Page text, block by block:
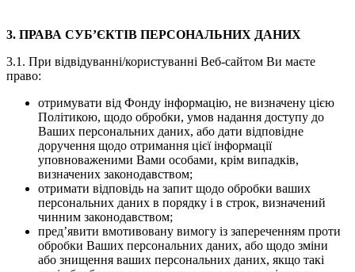
3. ПРАВА СУБ’ЄКТІВ ПЕРСОНАЛЬНИХ ДАНИХ
3.1. При відвідуванні/користуванні Веб-сайтом Ви маєте
право:
отримувати від Фонду інформацію, не визначену цією
Політикою, щодо обробки, умов надання доступу до
Ваших персональних даних, або дати відповідне
доручення щодо отримання цієї інформації
уповноваженими Вами особами, крім випадків,
визначених законодавством;
отримати відповідь на запит щодо обробки ваших
персональних даних в порядку і в строк, визначений
чинним законодавством;
пред’явити вмотивовану вимогу із запереченням проти
обробки Ваших персональних даних, або щодо зміни
або знищення ваших персональних даних, якщо такі